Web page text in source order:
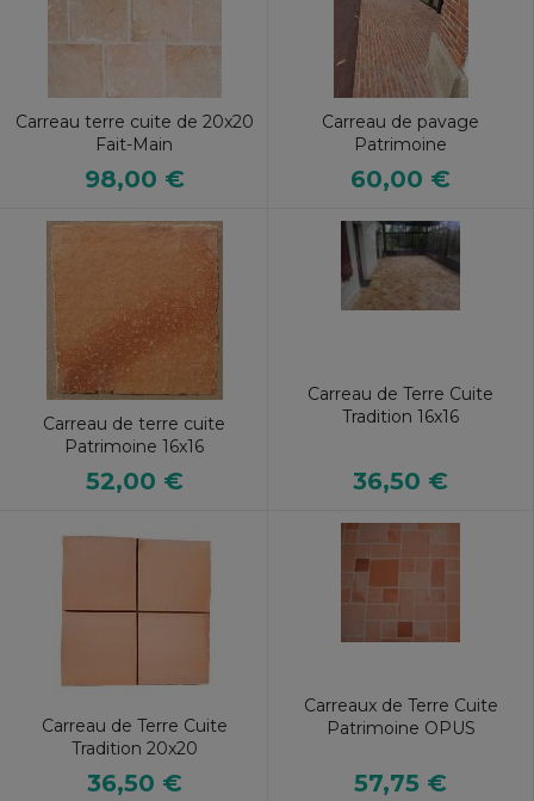
Carreau terre cuite de 20x20
Fait-Main
98,00 €
Carreau de pavage
Patrimoine
60,00 €
Carreau de terre cuite
Patrimoine 16x16
52,00 €
Carreau de Terre Cuite
Tradition 16x16
36,50 €
Carreau de Terre Cuite
Tradition 20x20
36,50 €
Carreaux de Terre Cuite
Patrimoine OPUS
57,75 €